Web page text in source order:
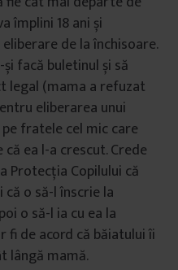
împlini 18 ani și
de la închisoare.
facă buletinul și să
legal (mama a refuzat
eliberarea unui
fratele cel mic care
ea l-a crescut. Crede
Protecția Copilului că
o să-l înscrie la
o să-l ia cu ea la
fi de acord că băiatului îi
lângă mamă.